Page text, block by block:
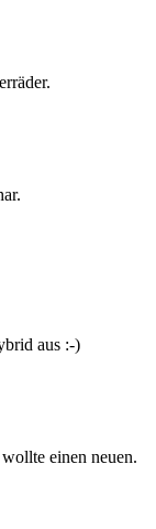
aus :-)
einen neuen.